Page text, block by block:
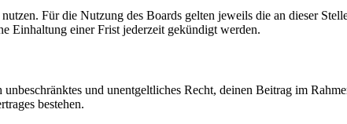
Für die Nutzung des Boards gelten jeweils die an dieser
Einhaltung einer Frist jederzeit gekündigt werden.
und unentgeltliches Recht, deinen Beitrag im
bestehen.